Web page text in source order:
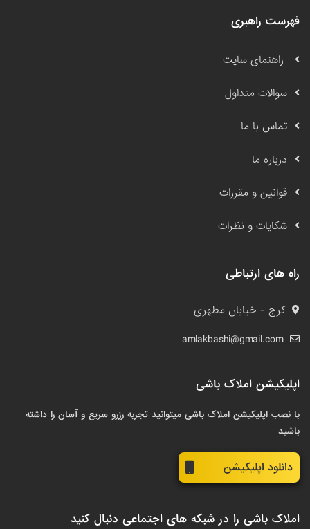
فهرست راهبری
راهنمای سایت
سوالات متداول
تماس با ما
درباره ما
قوانین و مقررات
شکایات و نظرات
راه های ارتباطی
کرج - خیابان مطهری
amlakbashi@gmail.com
اپلیکیشن املاک باشی
با نصب اپلیکیشن املاک باشی میتوانید تجربه رزرو سریع و آسان را داشته
باشید
دانلود اپلیکیشن
املاک باشی را در شبکه های اجتماعی دنبال کنید